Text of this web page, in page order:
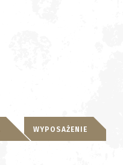
WYPOSAŻENIE